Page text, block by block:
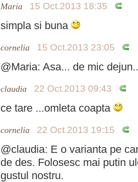
Maria 15 Oct.2013 18:35
simpla si buna
cornelia 15 Oct.2013 23:05
@Maria: Asa... de mic
claudia 22 Oct.2013 09:43
ce tare ...omleta coapta
cornelia 22 Oct.2013 19:15
@claudia: E o varianta pe
de des. Folosesc mai putin
gustul nostru.